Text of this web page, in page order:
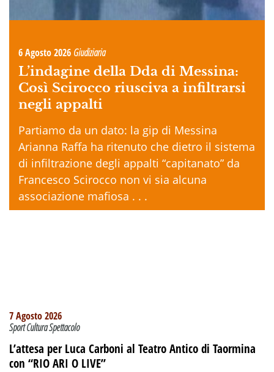
6 Agosto 2026 Giudiziaria
L’indagine della Dda di Messina:
Così Scirocco riusciva a infiltrarsi
negli appalti
Partiamo da un dato: la gip di Messina
Arianna Raffa ha ritenuto che dietro il sistema
di infiltrazione degli appalti “capitanato” da
Francesco Scirocco non vi sia alcuna
associazione mafiosa . . .
7 Agosto 2026
Sport Cultura Spettacolo
L’attesa per Luca Carboni al Teatro Antico di Taormina
con “RIO ARI O LIVE”